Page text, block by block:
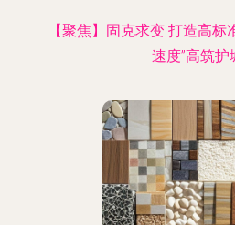
【聚焦】固克求变 打造高标
速度”高筑护